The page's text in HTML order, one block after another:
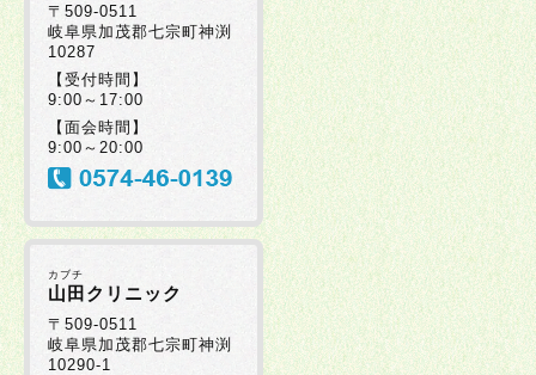
〒509-0511
岐阜県加茂郡七宗町神渕
10287
【受付時間】
9:00～17:00
【面会時間】
9:00～20:00
カブチ
山田クリニック
〒509-0511
岐阜県加茂郡七宗町神渕
10290-1